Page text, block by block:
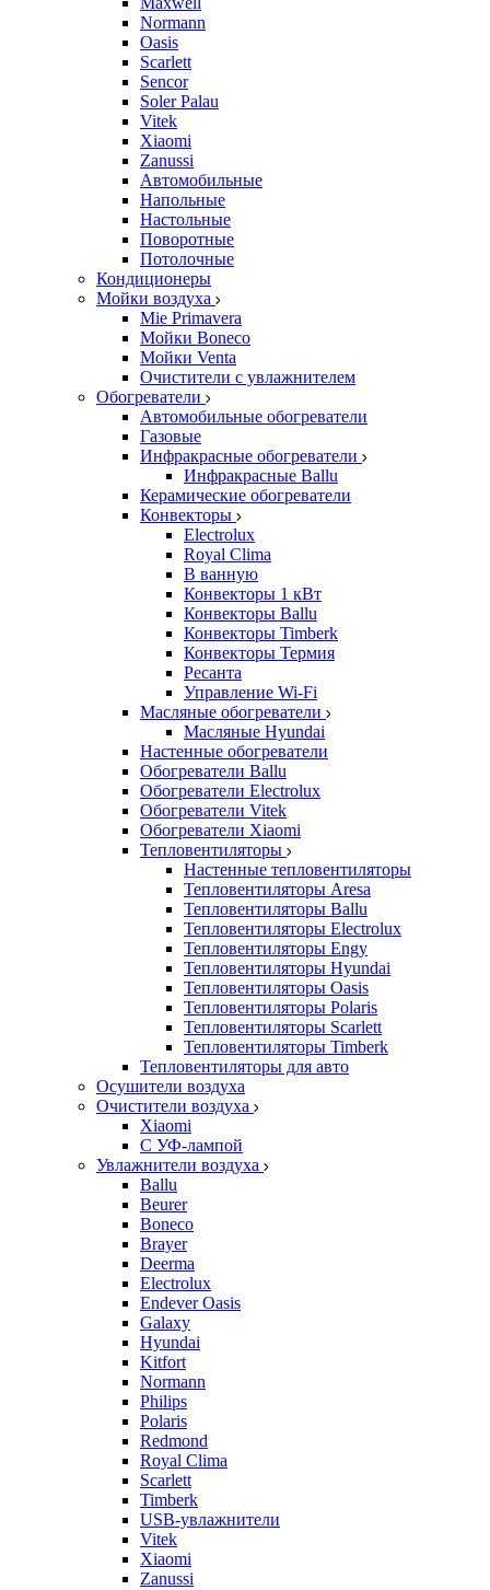
Normann
Oasis
Scarlett
Sencor
Soler Palau
Vitek
Xiaomi
Zanussi
Автомобильные
Напольные
Настольные
Поворотные
Потолочные
Кондиционеры
Мойки воздуха
Mie Primavera
Мойки Boneco
Мойки Venta
Очистители с увлажнителем
Обогреватели
Автомобильные обогреватели
Газовые
Инфракрасные обогреватели
Инфракрасные Ballu
Керамические обогреватели
Конвекторы
Electrolux
Royal Clima
В ванную
Конвекторы 1 кВт
Конвекторы Ballu
Конвекторы Timberk
Конвекторы Термия
Ресанта
Управление Wi-Fi
Масляные обогреватели
Масляные Hyundai
Настенные обогреватели
Обогреватели Ballu
Обогреватели Electrolux
Обогреватели Vitek
Обогреватели Xiaomi
Тепловентиляторы
Настенные тепловентиляторы
Тепловентиляторы Aresa
Тепловентиляторы Ballu
Тепловентиляторы Electrolux
Тепловентиляторы Engy
Тепловентиляторы Hyundai
Тепловентиляторы Oasis
Тепловентиляторы Polaris
Тепловентиляторы Scarlett
Тепловентиляторы Timberk
Тепловентиляторы для авто
Осушители воздуха
Очистители воздуха
Xiaomi
С УФ-лампой
Увлажнители воздуха
Ballu
Beurer
Boneco
Brayer
Deerma
Electrolux
Endever Oasis
Galaxy
Hyundai
Kitfort
Normann
Philips
Polaris
Redmond
Royal Clima
Scarlett
Timberk
USB-увлажнители
Vitek
Xiaomi
Zanussi